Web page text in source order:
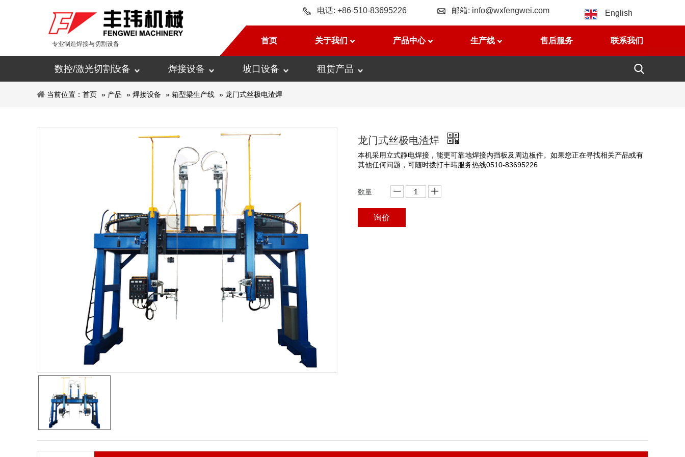
专业制造焊接与切割设备
电话: +86-510-83695226 邮箱: info@wxfengwei.com English
首页 关于我们 产品中心 生产线 售后服务 联系我们
数控/激光切割设备 焊接设备 坡口设备 租赁产品
当前位置： 首页 » 产品 » 焊接设备 » 箱型梁生产线 » 龙门式丝极电渣焊
龙门式丝极电渣焊
本机采用立式静电焊接，能更可靠地焊接内挡板及周边板件。如果您正在寻找相关产品或有
其他任何问题，可随时拨打丰玮服务热线0510-83695226
数量:
询价